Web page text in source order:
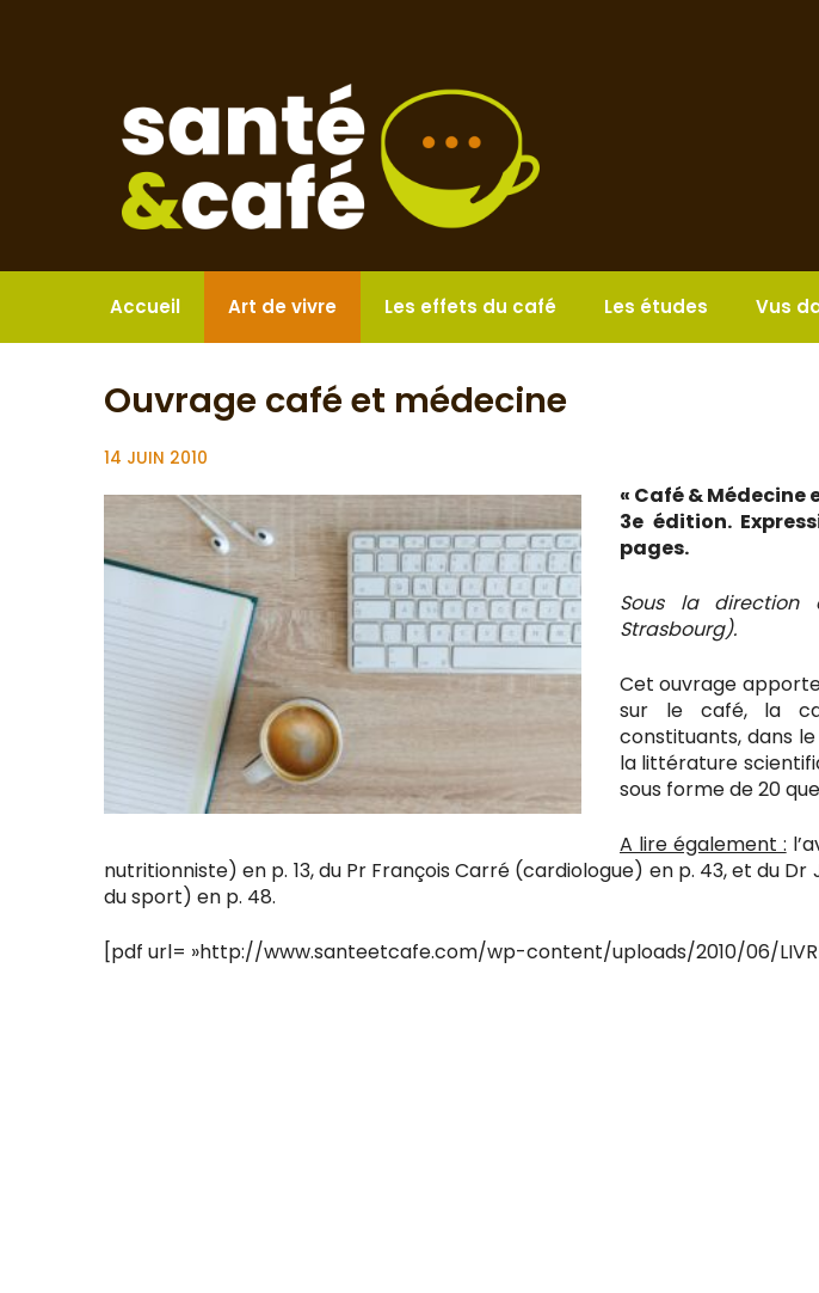
Accueil Art de vivre Les effets du café Les études Vus
Ouvrage café et médecine
14 JUIN 2010
« Café & Médecine
3e édition.
pages.
Sous la direction
Strasbourg).
Cet ouvrage
sur le café, la
constituants, dans
la littérature
sous forme de 20
A lire également :
nutritionniste) en p. 13, du Pr François Carré (cardiologue) en p. 43, et du
du sport) en p. 48.
[pdf url= »http://www.santeetcafe.com/wp-content/uploads/2010/06/